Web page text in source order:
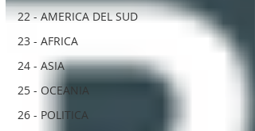
22 - AMERICA DEL SUD
23 - AFRICA
24 - ASIA
25 - OCEANIA
26 - POLITICA